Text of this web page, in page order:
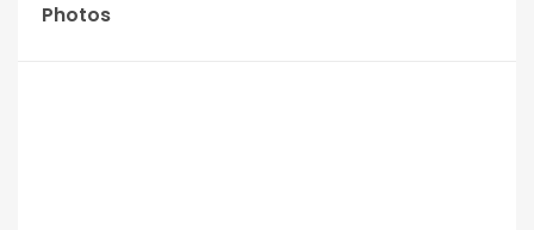
Photos